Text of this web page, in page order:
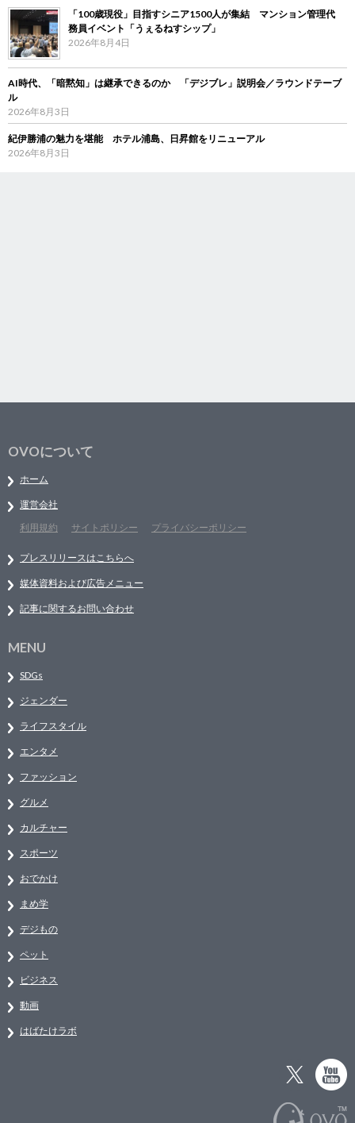
「100歳現役」目指すシニア1500人が集結 マンション管理代
務員イベント「うぇるねすシップ」
2026年8月4日
AI時代、「暗黙知」は継承できるのか 「デジブレ」説明会／ラウンドテーブ
ル
2026年8月3日
紀伊勝浦の魅力を堪能 ホテル浦島、日昇館をリニューアル
2026年8月3日
OVOについて
ホーム
運営会社
利用規約
サイトポリシー プライバシーポリシー
プレスリリースはこちらへ
媒体資料および広告メニュー
記事に関するお問い合わせ
MENU
SDGs
ジェンダー
ライフスタイル
エンタメ
ファッション
グルメ
カルチャー
スポーツ
おでかけ
まめ学
デジもの
ペット
ビジネス
動画
はばたけラボ